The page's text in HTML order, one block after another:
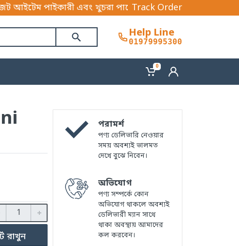
খুচরা পাবেন। আপনি আমাদের পণ্যের সেবা বাংলাদেশের যে
Track Order
Help Line
01979995300
0
রাখুন
পরামর্শ
পণ্য ডেলিভারি নেওয়ার
সময় অবশ্যই ভালমত
দেখে বুঝে নিবেন।
অভিযোগ
পণ্য সম্পর্কে কোন
অভিযোগ থাকলে অবশ্যই
ডেলিভারী ম্যান সাথে
থাকা অবস্থায় আমাদের
কল করবেন।